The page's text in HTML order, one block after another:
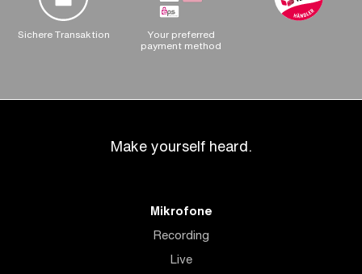
Sichere Transaktion
Your preferred
payment method
Make yourself heard.
Mikrofone
Recording
Live